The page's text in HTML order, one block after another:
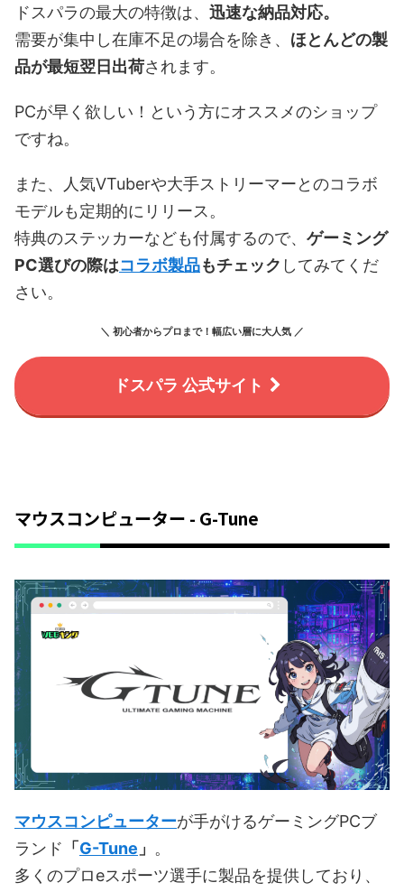
ドスパラの最大の特徴は、 迅速な納品対応。
需要が集中し在庫不足の場合を除き、 ほとんどの製
品が最短翌日出荷されます。
PCが早く欲しい！という方にオススメのショップ
ですね。
また、人気VTuberや大手ストリーマーとのコラボ
モデルも定期的にリリース。
特典のステッカーなども付属するので、 ゲーミング
PC選びの際はコラボ製品もチェック してみてくだ
さい。
＼ 初心者からプロまで！幅広い層に大人気 ／
ドスパラ 公式サイト
マウスコンピューター - G-Tune
マウスコンピューターが手がけるゲーミングPCブ
ランド 「 G-Tune 」 。
多くのプロeスポーツ選手に製品を提供しており、